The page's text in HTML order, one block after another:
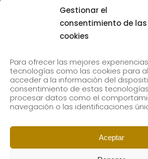
Gestionar el
consentimiento de las
cookies
Para ofrecer las mejores
tecnologías como las cookies para
acceder a la información del
consentimiento de estas
procesar datos como el
navegación o las identificaciones
Aceptar
Tolliver en el 61 Jazzaldia
Subscribe to our newsletter to
email.